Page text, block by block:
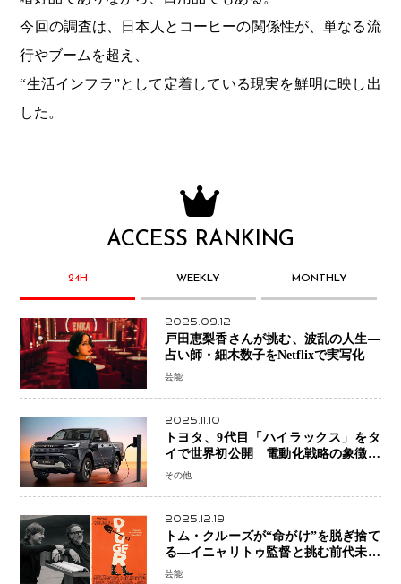
今回の調査は、日本人とコーヒーの関係性が、単なる流
行やブームを超え、
“生活インフラ”として定着している現実を鮮明に映し出
した。
ACCESS RANKING
24H WEEKLY MONTHLY
2025.09.12
戸田恵梨香さんが挑む、波乱の人生―
占い師・細木数子をNetflixで実写化
芸能
2025.11.10
トヨタ、9代目「ハイラックス」をタ
イで世界初公開 電動化戦略の象徴と
なるBEVモデルを初設定
その他
2025.12.19
トム・クルーズが“命がけ”を脱ぎ捨て
る―イニャリトゥ監督と挑む前代未聞
の大惨事コメディ「DIGGER ディガ
芸能